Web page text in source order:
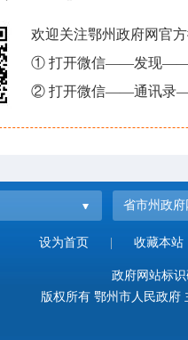
欢迎关注鄂州政府网官
① 打开微信——发现——
② 打开微信——通讯录
省市州政府
设为首页 收藏本站
政府网站标
版权所有 鄂州市人民政府